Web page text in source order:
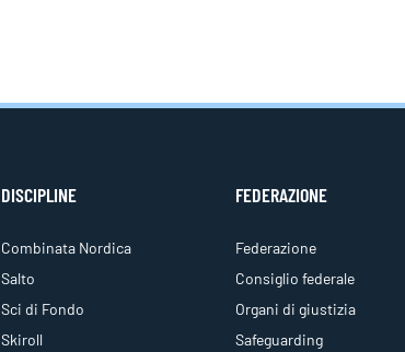
DISCIPLINE
Combinata Nordica
Salto
Sci di Fondo
Skiroll
FEDERAZIONE
Federazione
Consiglio federale
Organi di giustizia
Safeguarding